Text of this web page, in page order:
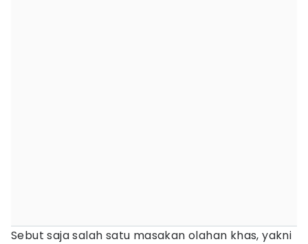
Sebut saja salah satu masakan olahan khas, yakni